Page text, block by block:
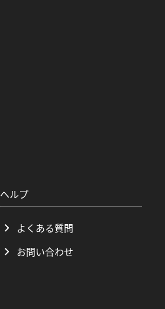
ヘルプ
よくある質問
お問い合わせ